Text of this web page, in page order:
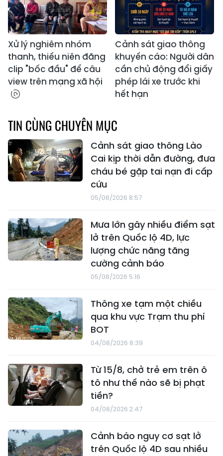
Xử lý nghiêm nhóm
thanh, thiếu niên đăng
clip "bốc đầu" để câu
view trên mạng xã hội
Cảnh sát giao thông
khuyến cáo: Người dân
cần chủ động đổi giấy
phép lái xe trước khi
hết hạn
TIN CÙNG CHUYÊN MỤC
Cảnh sát giao thông Lào
Cai kịp thời dẫn đường, đưa
cháu bé gặp tai nạn đi cấp
cứu
05/08/2026 8:57
Mưa lớn gây nhiều điểm sạt
lở trên Quốc lộ 4D, lực
lượng chức năng tăng
cường cảnh báo
05/08/2026 5:16
Thông xe tạm một chiều
qua khu vực Trạm thu phí
BOT
04/08/2026 8:39
Từ 15/8, chở trẻ em trên ô
tô như thế nào sẽ bị phạt
tiền?
04/08/2026 2:47
Cảnh báo nguy cơ sạt lở
trên Quốc lộ 4D sau nhiều